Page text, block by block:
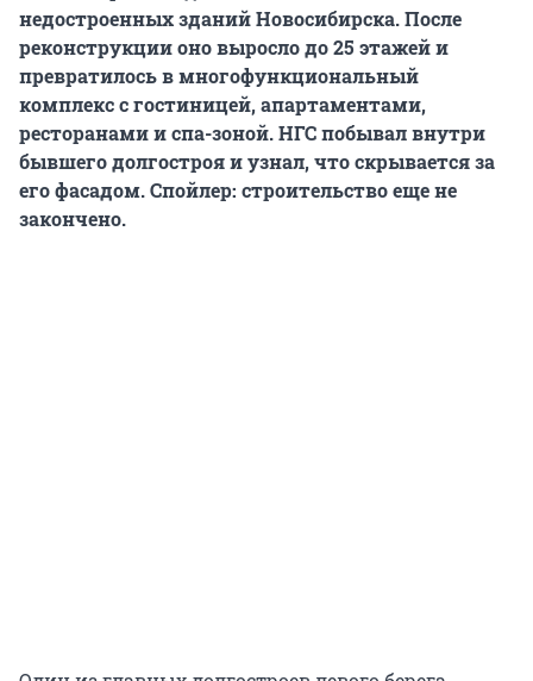
недостроенных зданий Новосибирска. После
реконструкции оно выросло до 25 этажей и
превратилось в многофункциональный
комплекс с гостиницей, апартаментами,
ресторанами и спа-зоной. НГС побывал внутри
бывшего долгостроя и узнал, что скрывается за
его фасадом. Спойлер: строительство еще не
закончено.